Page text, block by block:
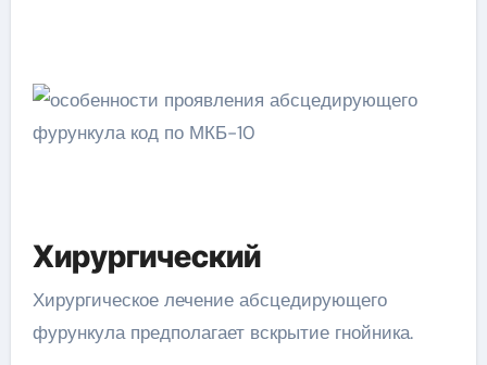
Хирургический
Хирургическое лечение абсцедирующего
фурункула предполагает вскрытие гнойника.